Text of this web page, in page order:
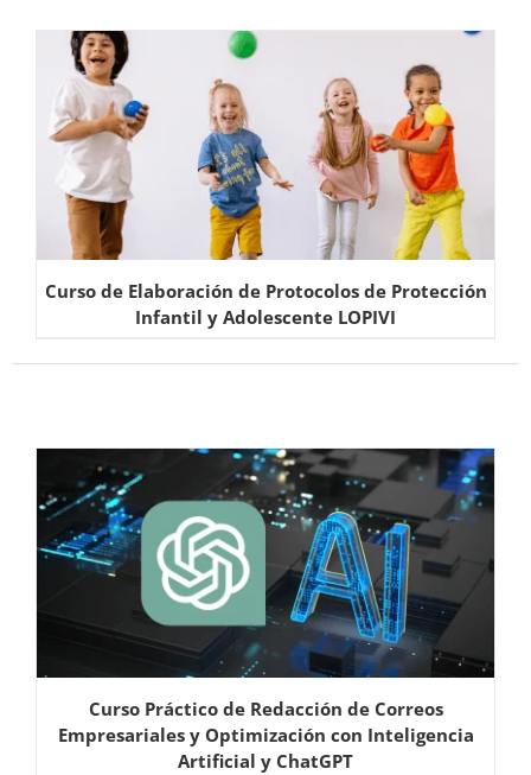
Curso de Elaboración de Protocolos de Protección
Infantil y Adolescente LOPIVI
Curso Práctico de Redacción de Correos
Empresariales y Optimización con Inteligencia
Artificial y ChatGPT